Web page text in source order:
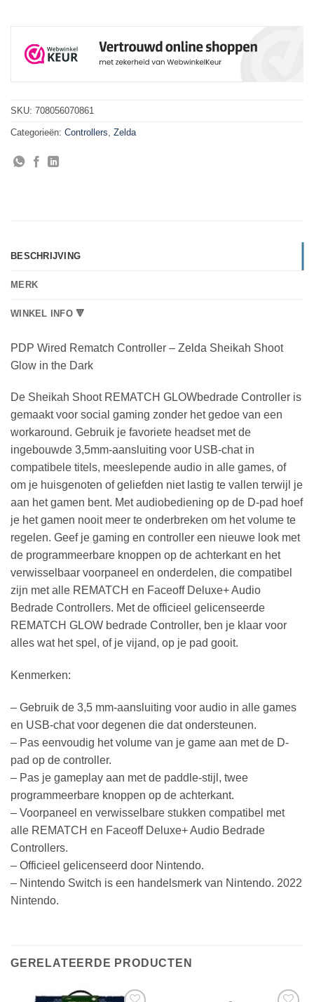
SKU: 708056070861
Categorieën: Controllers Zelda
BESCHRIJVING
MERK
WINKEL INFO 🔻
PDP Wired Rematch Controller – Zelda Sheikah Shoot
Glow in the Dark
De Sheikah Shoot REMATCH GLOWbedrade Controller is
gemaakt voor social gaming zonder het gedoe van een
workaround. Gebruik je favoriete headset met de
ingebouwde 3,5mm-aansluiting voor USB-chat in
compatibele titels, meeslepende audio in alle games, of
om je huisgenoten of geliefden niet lastig te vallen terwijl je
aan het gamen bent. Met audiobediening op de D-pad hoef
je het gamen nooit meer te onderbreken om het volume te
regelen. Geef je gaming en controller een nieuwe look met
de programmeerbare knoppen op de achterkant en het
verwisselbaar voorpaneel en onderdelen, die compatibel
zijn met alle REMATCH en Faceoff Deluxe+ Audio
Bedrade Controllers. Met de officieel gelicenseerde
REMATCH GLOW bedrade Controller, ben je klaar voor
alles wat het spel, of je vijand, op je pad gooit.
Kenmerken:
– Gebruik de 3,5 mm-aansluiting voor audio in alle games
en USB-chat voor degenen die dat ondersteunen.
– Pas eenvoudig het volume van je game aan met de D-
pad op de controller.
– Pas je gameplay aan met de paddle-stijl, twee
programmeerbare knoppen op de achterkant.
– Voorpaneel en verwisselbare stukken compatibel met
alle REMATCH en Faceoff Deluxe+ Audio Bedrade
Controllers.
– Officieel gelicenseerd door Nintendo.
– Nintendo Switch is een handelsmerk van Nintendo. 2022
Nintendo.
GERELATEERDE PRODUCTEN